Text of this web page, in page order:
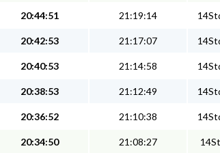
20:44:51 21:19:14
20:42:53 21:17:07
20:40:53 21:14:58
20:38:53 21:12:49
20:36:52 21:10:38
20:34:50 21:08:27